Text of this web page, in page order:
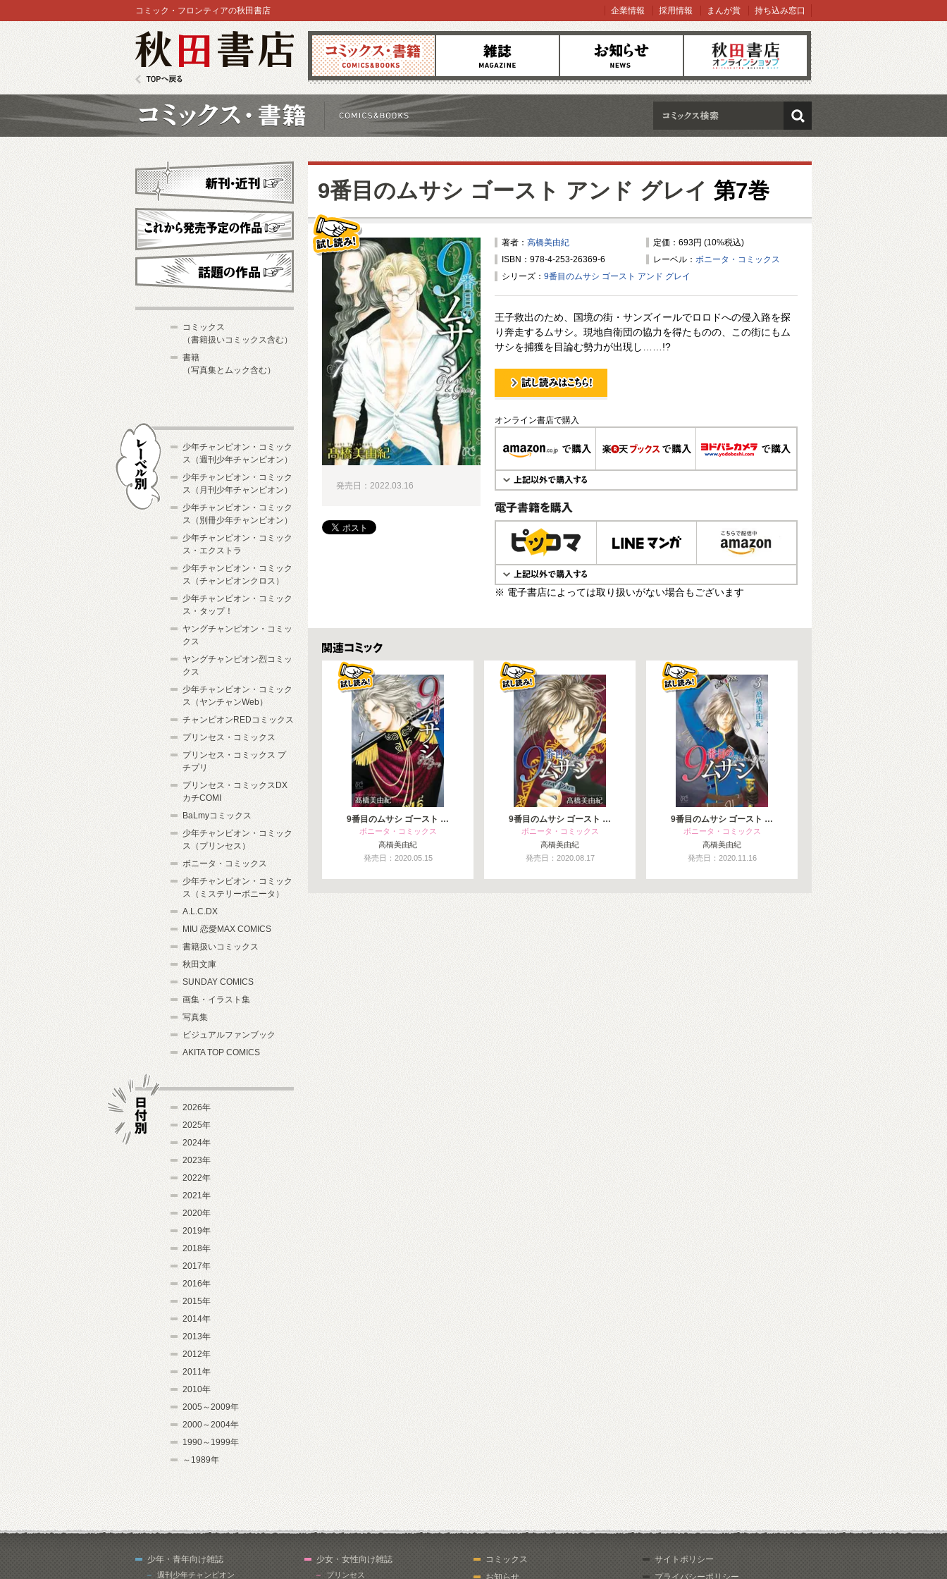
コミックス 雑誌 お知らせ オンラインショップ
コミック・フロンティアの秋田書店 企業情報 採用情報 まんが賞 持ち込み窓口
検索
9番目のムサシ ゴースト アンド グレイ 第7巻
著者： 高橋美由紀
定価：693円 (10%税込)
ISBN：978-4-253-26369-6
レーベル： ボニータ・コミックス
シリーズ： 9番目のムサシ ゴースト アンド グレイ
王子救出のため、国境の街・サンズイールでロロドへの侵入路を探
り奔走するムサシ。現地自衛団の協力を得たものの、この街にもム
サシを捕獲を目論む勢力が出現し……!?
試し読み！
オンライン書店で購入
電子書籍で購入
※ 電子書店によっては取り扱いがない場合もございます
発売日：2022.03.16
関連コミックス
9番目のムサシ ゴースト …
ボニータ・コミックス
高橋美由紀
発売日：2020.05.15
9番目のムサシ ゴースト …
ボニータ・コミックス
高橋美由紀
発売日：2020.08.17
9番目のムサシ ゴースト …
ボニータ・コミックス
高橋美由紀
発売日：2020.11.16
新刊・近刊
これから発売予定
コミックス
（書籍扱いコミックス含む）
書籍
（写真集とムック含む）
少年チャンピオン・コミック
ス（週刊少年チャンピオン）
少年チャンピオン・コミック
ス（月刊少年チャンピオン）
少年チャンピオン・コミック
ス（別冊少年チャンピオン）
少年チャンピオン・コミック
ス・エクストラ
少年チャンピオン・コミック
ス（チャンピオンクロス）
少年チャンピオン・コミック
ス・タップ！
ヤングチャンピオン・コミッ
クス
ヤングチャンピオン烈コミッ
クス
少年チャンピオン・コミック
ス（ヤンチャンWeb）
チャンピオンREDコミックス
プリンセス・コミックス
プリンセス・コミックス プ
チプリ
プリンセス・コミックスDX
カチCOMI
BaLmyコミックス
少年チャンピオン・コミック
ス（プリンセス）
ボニータ・コミックス
少年チャンピオン・コミック
ス（ミステリーボニータ）
A.L.C.DX
MIU 恋愛MAX COMICS
書籍扱いコミックス
秋田文庫
SUNDAY COMICS
画集・イラスト集
写真集
ビジュアルファンブック
AKITA TOP COMICS
2026年
2025年
2024年
2023年
2022年
2021年
2020年
2019年
2018年
2017年
2016年
2015年
2014年
2013年
2012年
2011年
2010年
2005～2009年
2000～2004年
1990～1999年
～1989年
少年・青年向け雑誌
週刊少年チャンピオン
少女・女性向け雑誌
プリンセス
コミックス
お知らせ
サイトポリシー
プライバシーポリシー